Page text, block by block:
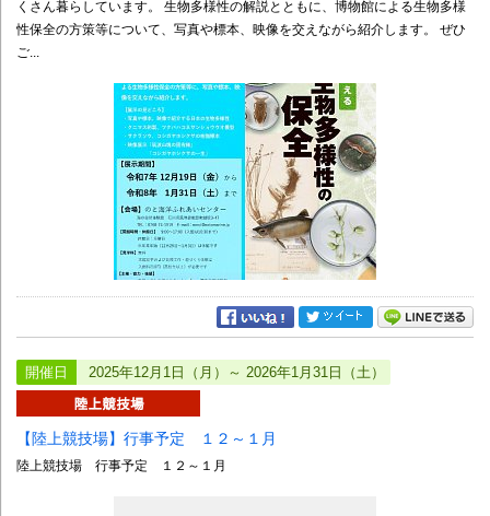
くさん暮らしています。 生物多様性の解説とともに、博物館による生物多様
性保全の方策等について、写真や標本、映像を交えながら紹介します。 ぜひ
ご...
開催日 2025年12月1日（月）～ 2026年1月31日（土）
【陸上競技場】行事予定 １２～１月
陸上競技場 行事予定 １２～１月